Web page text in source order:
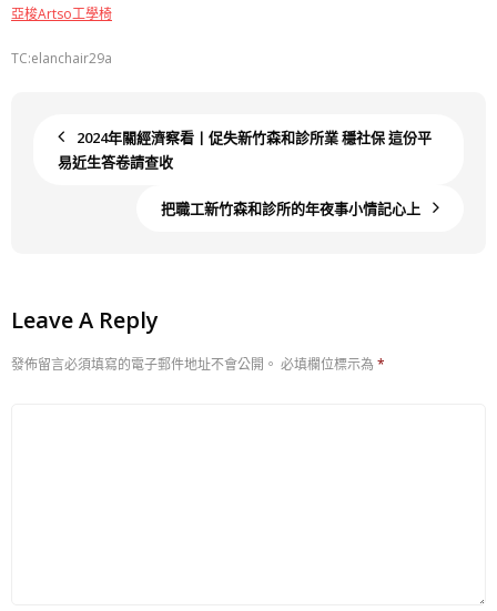
亞梭Artso工學椅
TC:elanchair29a
2024年關經濟察看丨促失新竹森和診所業 穩社保 這份平
易近生答卷請查收
把職工新竹森和診所的年夜事小情記心上
Leave A Reply
發佈留言必須填寫的電子郵件地址不會公開。 必填欄位標示為 *